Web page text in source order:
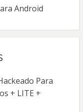
Android
Para
+ LITE +